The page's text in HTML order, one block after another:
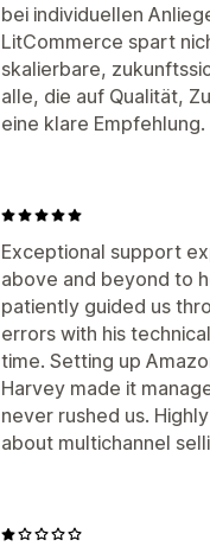
bei individuellen
LitCommerce spart
skalierbare,
alle, die auf Qualität,
eine klare Empfehlung.
Exceptional support
above and beyond to
patiently guided us
errors with his
time. Setting up
Harvey made it
never rushed us.
about multichannel